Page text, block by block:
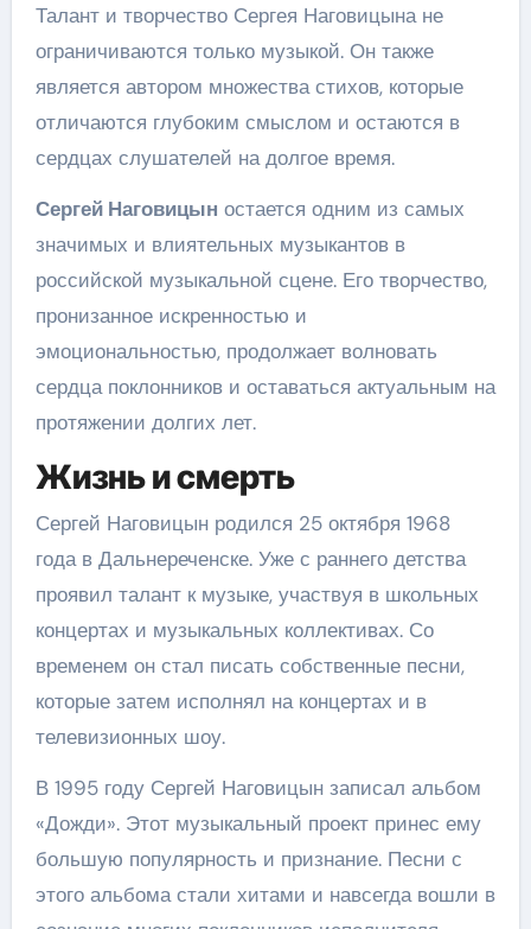
Талант и творчество Сергея Наговицына не
ограничиваются только музыкой. Он также
является автором множества стихов, которые
отличаются глубоким смыслом и остаются в
сердцах слушателей на долгое время.
Сергей Наговицын остается одним из самых
значимых и влиятельных музыкантов в
российской музыкальной сцене. Его творчество,
пронизанное искренностью и
эмоциональностью, продолжает волновать
сердца поклонников и оставаться актуальным на
протяжении долгих лет.
Жизнь и смерть
Сергей Наговицын родился 25 октября 1968
года в Дальнереченске. Уже с раннего детства
проявил талант к музыке, участвуя в школьных
концертах и музыкальных коллективах. Со
временем он стал писать собственные песни,
которые затем исполнял на концертах и в
телевизионных шоу.
В 1995 году Сергей Наговицын записал альбом
«Дожди». Этот музыкальный проект принес ему
большую популярность и признание. Песни с
этого альбома стали хитами и навсегда вошли в